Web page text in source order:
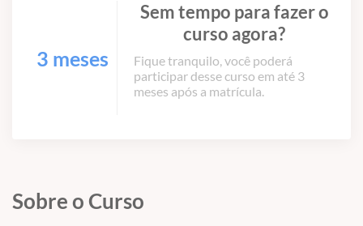
3 meses
Sem tempo para fazer o
curso agora?
Fique tranquilo, você poderá
participar desse curso em até 3
meses após a matrícula.
Sobre o Curso